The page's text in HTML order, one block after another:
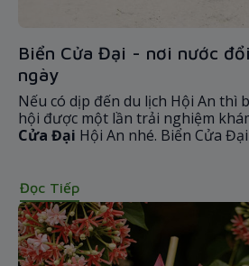
Biển Cửa Đại - nơi nước
ngày
Nếu có dịp đến du lịch Hội An thì
hội được một lần trải nghiệm
Cửa Đại Hội An nhé. Biển Cửa
rì, và còn chứa đựng những nét
những người dân vùng biển.
Đọc Tiếp